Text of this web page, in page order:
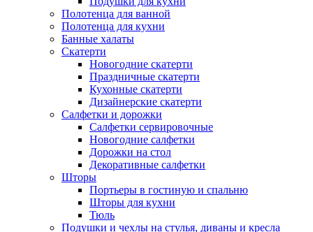
Полотенца для ванной
Полотенца для кухни
Банные халаты
Скатерти
Новогодние скатерти
Праздничные скатерти
Кухонные скатерти
Дизайнерские скатерти
Салфетки и дорожки
Салфетки сервировочные
Новогодние салфетки
Дорожки на стол
Декоративные салфетки
Шторы
Портьеры в гостиную и спальню
Шторы для кухни
Тюль
Подушки и чехлы на стулья, диваны и кресла